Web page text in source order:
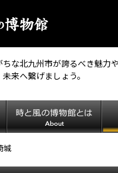
な北九州市が誇るべき魅力
来へ繋げましょう。
城